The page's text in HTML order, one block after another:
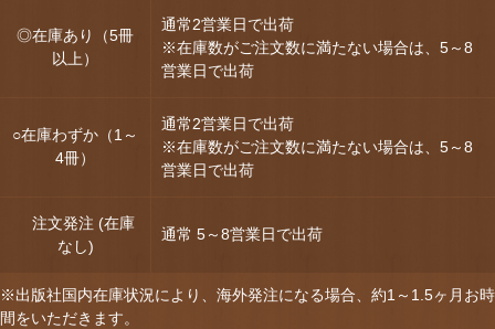
◎在庫あり（5冊
以上）
通常2営業日で出荷
※在庫数がご注文数に満たない場合は、5～8
営業日で出荷
○在庫わずか（1～
4冊）
通常2営業日で出荷
※在庫数がご注文数に満たない場合は、5～8
営業日で出荷
注文発注 (在庫
なし)
通常 5～8営業日で出荷
※出版社国内在庫状況により、海外発注になる場合、約1～1.5ヶ月お時
間をいただきます。